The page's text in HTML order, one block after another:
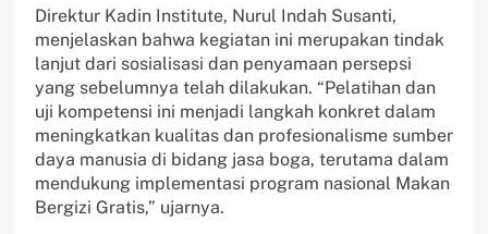
‎‎Direktur Kadin Institute, Nurul Indah Susanti,
menjelaskan bahwa kegiatan ini merupakan tindak
lanjut dari sosialisasi dan penyamaan persepsi
yang sebelumnya telah dilakukan. “Pelatihan dan
uji kompetensi ini menjadi langkah konkret dalam
meningkatkan kualitas dan profesionalisme sumber
daya manusia di bidang jasa boga, terutama dalam
mendukung implementasi program nasional Makan
Bergizi Gratis,” ujarnya.